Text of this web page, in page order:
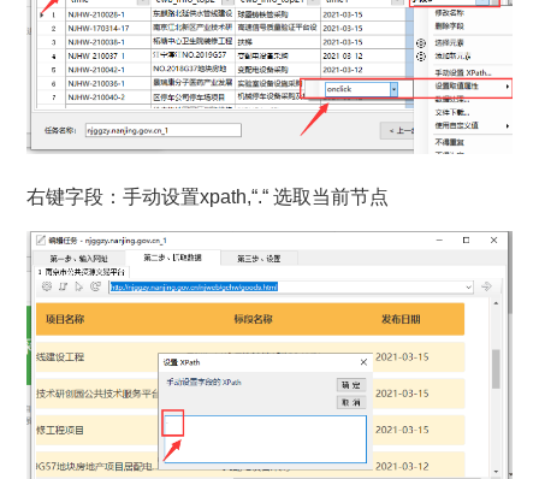
右键字段：手动设置xpath,“.“ 选取当前节点